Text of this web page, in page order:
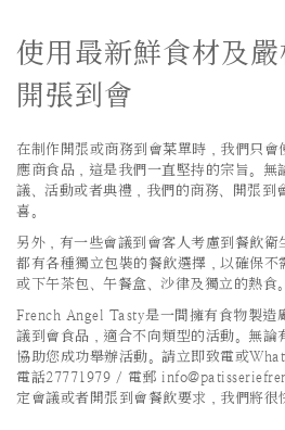
使用最新鮮食材及
開張到會
在制作開張或商務到會菜單時，我們只
應商食品，這是我們一直堅持的宗旨。無
議、活動或者典禮，我們的商務、開張到
喜。
另外，有一些會議到會客人考慮到餐飲衛
都有各種獨立包裝的餐飲選擇，以確保不
或下午茶包、午餐盒、沙律及獨立的熱食。
French Angel Tasty是一間擁有食物製造
議到會食品，適合不向類型的活動。無論
協助您成功舉辦活動。請立即致電或
電話27771979 / 電郵
定會議或者開張到會餐飲要求，我們將很